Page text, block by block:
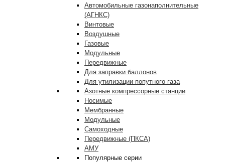
Автомобильные газонаполнительные
(АГНКС)
Винтовые
Воздушные
Газовые
Модульные
Передвижные
Для заправки баллонов
Для утилизации попутного газа
Азотные компрессорные станции
Носимые
Мембранные
Модульные
Самоходные
Передвижные (ПКСА)
АМУ
Популярные серии